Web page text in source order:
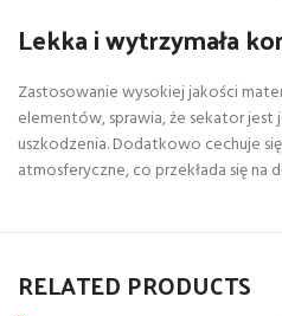
Lekka i wytrzymała
Zastosowanie wysokiej jakości
elementów, sprawia, że sekator
uszkodzenia. Dodatkowo cechuje
atmosferyczne, co przekłada się na
RELATED PRODUCTS